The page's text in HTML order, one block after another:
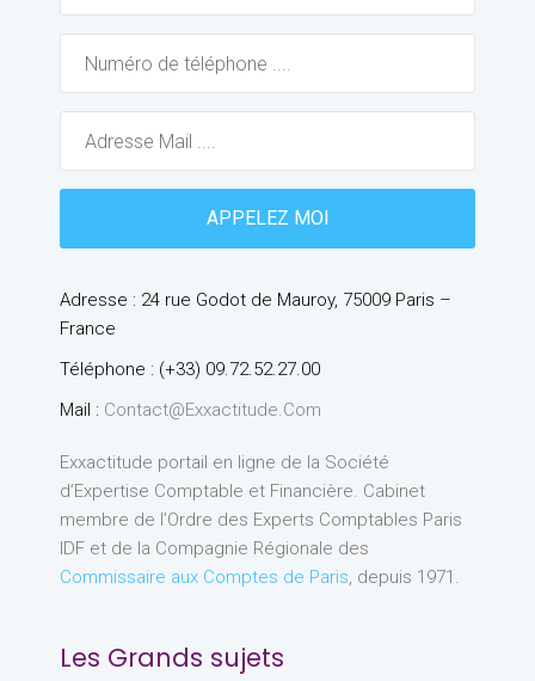
Adresse : 24 rue Godot de Mauroy, 75009 Paris –
France
Téléphone : (+33) 09.72.52.27.00
Mail : Contact@exxactitude.com
Exxactitude portail en ligne de la Société
d’Expertise Comptable et Financière. Cabinet
membre de l’Ordre des Experts Comptables Paris
IDF et de la Compagnie Régionale des
Commissaire aux Comptes de Paris, depuis 1971.
Les Grands sujets